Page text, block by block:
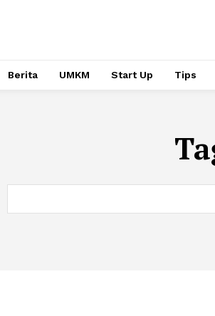
Berita UMKM Start Up Tips